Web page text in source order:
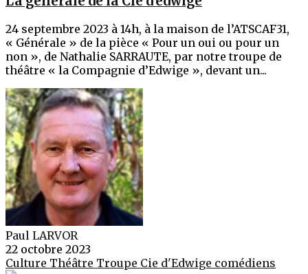
24 septembre 2023 à 14h, à la maison de l’ATSCAF31,
« Générale » de la pièce « Pour un oui ou pour un
non », de Nathalie SARRAUTE, par notre troupe de
théâtre « la Compagnie d’Edwige », devant un...
Paul LARVOR
22 octobre 2023
Culture Théâtre Troupe Cie d'Edwige comédiens